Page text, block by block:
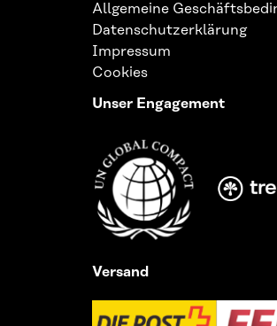
Allgemeine
Datenschutzerklärung
Impressum
Cookies
Unser Engagement
Versand